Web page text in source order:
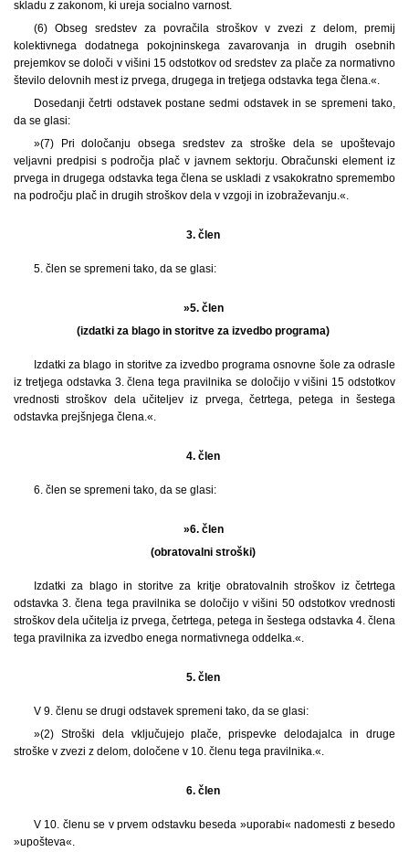
skladu z zakonom, ki ureja socialno varnost.
(6) Obseg sredstev za povračila stroškov v zvezi z delom, premij
kolektivnega dodatnega pokojninskega zavarovanja in drugih osebnih
prejemkov se določi v višini 15 odstotkov od sredstev za plače za normativno
število delovnih mest iz prvega, drugega in tretjega odstavka tega člena.«.
Dosedanji četrti odstavek postane sedmi odstavek in se spremeni tako,
da se glasi:
»(7) Pri določanju obsega sredstev za stroške dela se upoštevajo
veljavni predpisi s področja plač v javnem sektorju. Obračunski element iz
prvega in drugega odstavka tega člena se uskladi z vsakokratno spremembo
na področju plač in drugih stroškov dela v vzgoji in izobraževanju.«.
3. člen
5. člen se spremeni tako, da se glasi:
»5. člen
(izdatki za blago in storitve za izvedbo programa)
Izdatki za blago in storitve za izvedbo programa osnovne šole za odrasle
iz tretjega odstavka 3. člena tega pravilnika se določijo v višini 15 odstotkov
vrednosti stroškov dela učiteljev iz prvega, četrtega, petega in šestega
odstavka prejšnjega člena.«.
4. člen
6. člen se spremeni tako, da se glasi:
»6. člen
(obratovalni stroški)
Izdatki za blago in storitve za kritje obratovalnih stroškov iz četrtega
odstavka 3. člena tega pravilnika se določijo v višini 50 odstotkov vrednosti
stroškov dela učitelja iz prvega, četrtega, petega in šestega odstavka 4. člena
tega pravilnika za izvedbo enega normativnega oddelka.«.
5. člen
V 9. členu se drugi odstavek spremeni tako, da se glasi:
»(2) Stroški dela vključujejo plače, prispevke delodajalca in druge
stroške v zvezi z delom, določene v 10. členu tega pravilnika.«.
6. člen
V 10. členu se v prvem odstavku beseda »uporabi« nadomesti z besedo
»upošteva«.